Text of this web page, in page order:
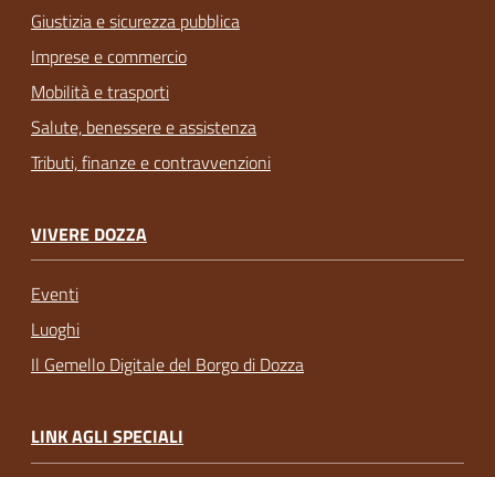
Giustizia e sicurezza pubblica
Imprese e commercio
Mobilità e trasporti
Salute, benessere e assistenza
Tributi, finanze e contravvenzioni
VIVERE DOZZA
Eventi
Luoghi
Il Gemello Digitale del Borgo di Dozza
LINK AGLI SPECIALI